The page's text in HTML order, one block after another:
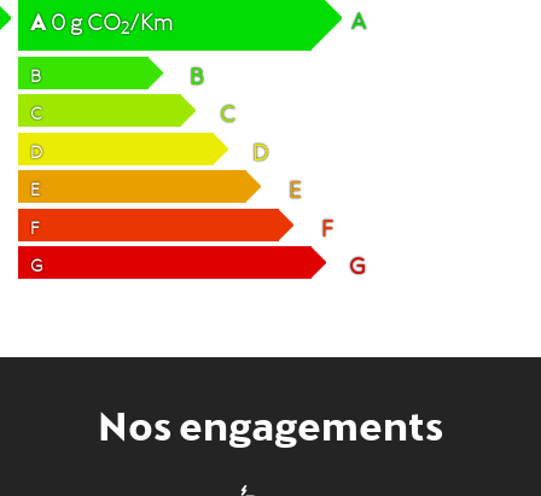
A0gCO2/Km A
B B
C C
D D
E E
F F
G G
Nos engagements